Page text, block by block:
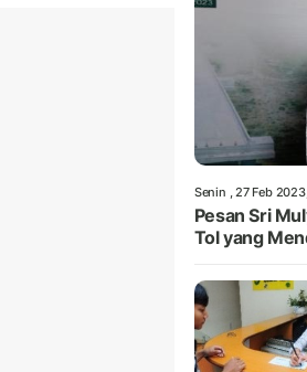
Senin , 27 Feb
Pesan Sri
Tol yang